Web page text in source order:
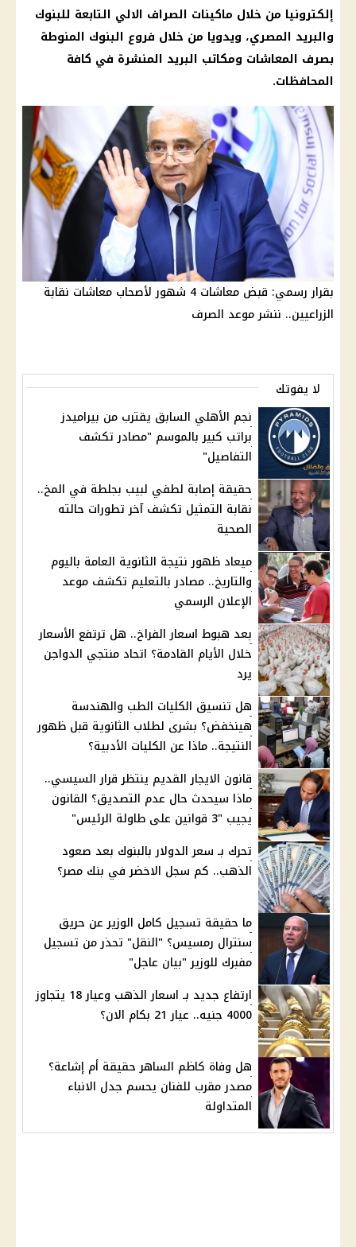
إلكترونيا من خلال ماكينات الصراف الالي التابعة للبنوك
والبريد المصري، ويدويا من خلال فروع البنوك المنوطة
بصرف المعاشات ومكاتب البريد المنشرة في كافة
المحافظات.
بقرار رسمي: قبض معاشات 4 شهور لأصحاب معاشات نقابة
الزراعيين.. ننشر موعد الصرف
لا يفوتك
نجم الأهلي السابق يقترب من بيراميدز
براتب كبير بالموسم "مصادر تكشف
التفاصيل"
حقيقة إصابة لطفي لبيب بجلطة في المخ..
نقابة التمثيل تكشف آخر تطورات حالته
الصحية
ميعاد ظهور نتيجة الثانوية العامة باليوم
والتاريخ.. مصادر بالتعليم تكشف موعد
الإعلان الرسمي
بعد هبوط اسعار الفراخ.. هل ترتفع الأسعار
خلال الأيام القادمة؟ اتحاد منتجي الدواجن
يرد
هل تنسيق الكليات الطب والهندسة
هينخفض؟ بشرى لطلاب الثانوية قبل ظهور
النتيجة.. ماذا عن الكليات الأدبية؟
قانون الايجار القديم ينتظر قرار السيسي..
ماذا سيحدث حال عدم التصديق؟ القانون
يجيب "3 قوانين على طاولة الرئيس"
تحرك بـ سعر الدولار بالبنوك بعد صعود
الذهب.. كم سجل الاخضر في بنك مصر؟
ما حقيقة تسجيل كامل الوزير عن حريق
سنترال رمسيس؟ "النقل" تحذر من تسجيل
مفبرك للوزير "بيان عاجل"
ارتفاع جديد بـ اسعار الذهب وعيار 18 يتجاوز
4000 جنيه.. عيار 21 بكام الان؟
هل وفاة كاظم الساهر حقيقة أم إشاعة؟
مصدر مقرب للفنان يحسم جدل الانباء
المتداولة